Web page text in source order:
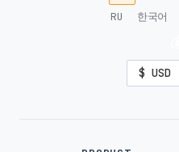
RU
한국어